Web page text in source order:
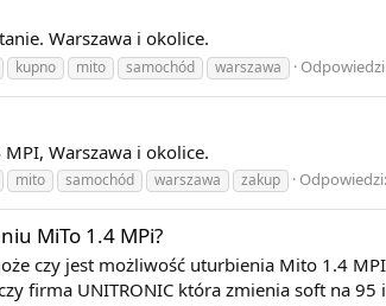
Warszawa i okolice.
kupno mito samochód warszawa
Warszawa i okolice.
mito samochód warszawa zakup
MiTo 1.4 MPi?
czy jest możliwość uturbienia Mito 1.4
firma UNITRONIC która zmienia soft na